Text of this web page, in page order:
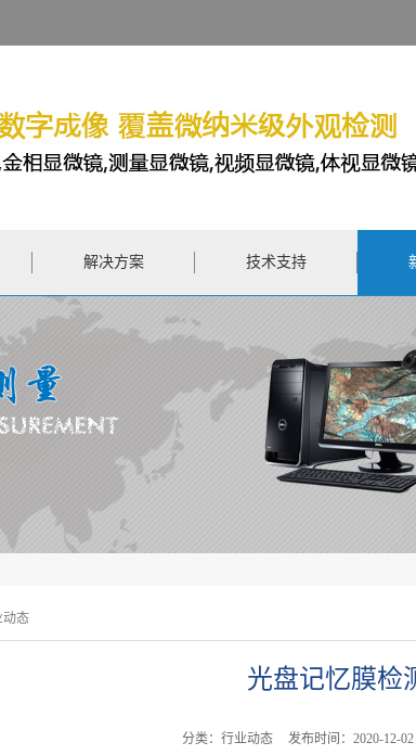
解决方案 技术支持
动态
光盘记忆膜检
分类：行业动态 发布时间：2020-12-02